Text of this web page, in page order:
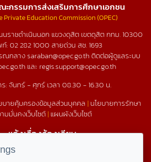
กรรมการส่งเสริมการศึกษาเอกชน
Private Education Commission (OPEC)
นราชดำเนินนอก แขวงดุสิต เขตดุสิต กทม. 10300
:02 282 1000 สายด่วน สช.1693
กลาง saraban@opec.go.th ติดต่อผู้ดูแลระบบ
และ regis.support@opec.go.th
ร: จันทร์ - ศุกร์ เวลา 08.30 - 16.30 น.
บายคุ้มครองข้อมูลส่วนบุคคล | นโยบายการรักษา
มมั่นคงเว็บไซต์| แผนผังเว็บไซต์
แจ้งเรื่องร้องเรียน
1579